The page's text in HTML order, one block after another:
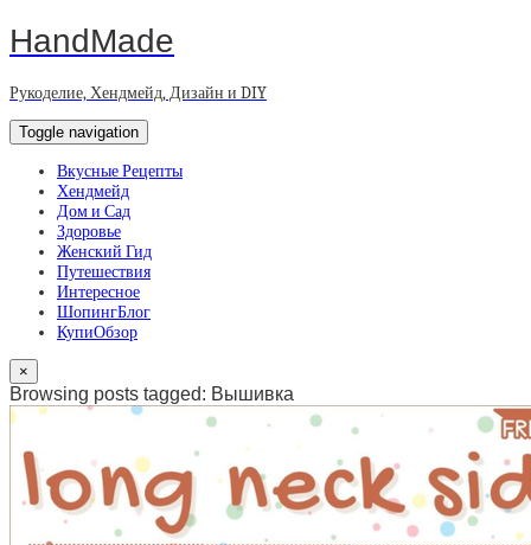
HandMade
Рукоделие, Хендмейд, Дизайн и DIY
Toggle navigation
Вкусные Рецепты
Хендмейд
Дом и Сад
Здоровье
Женский Гид
Путешествия
Интересное
ШопингБлог
КупиОбзор
×
Browsing posts tagged: Вышивка